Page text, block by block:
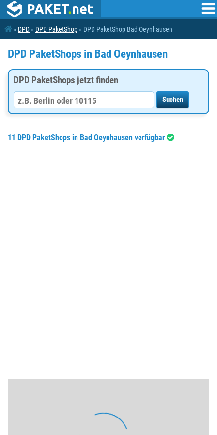
» DPD » DPD PaketShop » DPD PaketShop Bad Oeynhausen
DPD PaketShops in Bad Oeynhausen
DPD PaketShops jetzt finden
11 DPD PaketShops in Bad Oeynhausen verfügbar